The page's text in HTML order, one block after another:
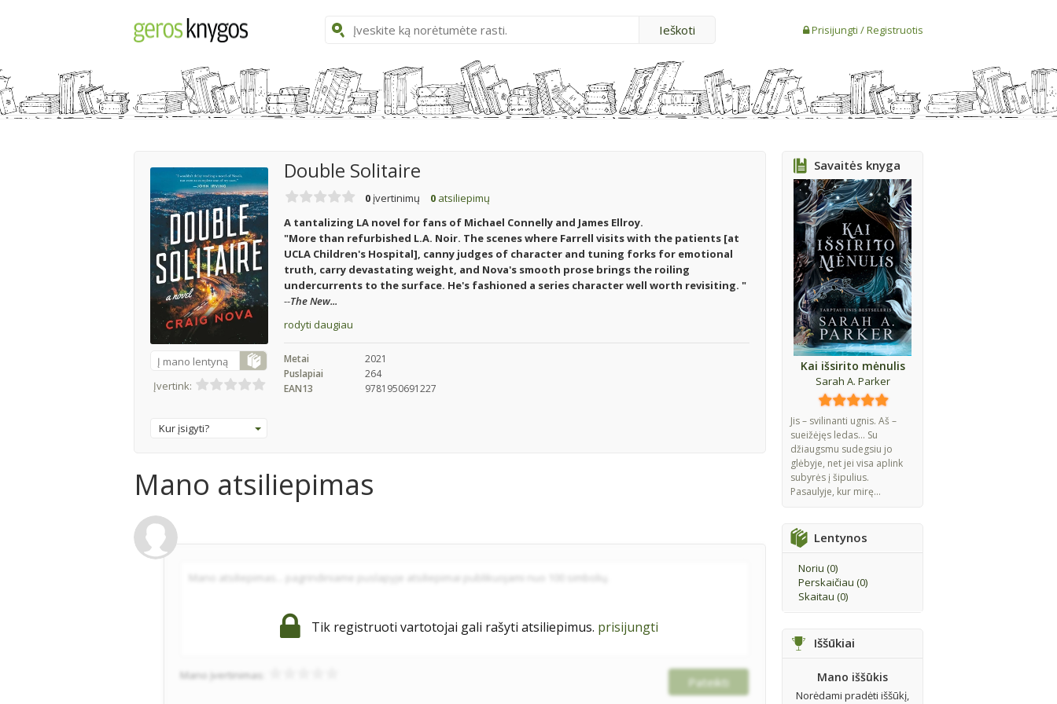
Prisijungti /Registruotis
Savaitės knyga
Kai išsirito mėnulis
Sarah A. Parker
Jis – svilinanti ugnis. Aš –
sueižėjęs ledas... Su
džiaugsmu sudegsiu jo
glėbyje, net jei visa aplink
subyrės į šipulius.
Pasaulyje, kur mirę...
Lentynos
Noriu (0)
Perskaičiau (0)
Skaitau (0)
Iššūkiai
Mano iššūkis
Norėdami pradėti iššūkį,
Į mano lentyną
Įvertink:
Kur įsigyti?
Double Solitaire
0 įvertinimų 0 atsiliepimų
A tantalizing LA novel for fans of Michael Connelly and James Ellroy.
"More than refurbished L.A. Noir. The scenes where Farrell visits with the patients [at
UCLA Children's Hospital], canny judges of character and tuning forks for emotional
truth, carry devastating weight, and Nova's smooth prose brings the roiling
undercurrents to the surface. He's fashioned a series character well worth revisiting. "
--The New...
rodyti daugiau
Metai
2021
Puslapiai
264
EAN13
9781950691227
Mano atsiliepimas
Tik registruoti vartotojai gali rašyti atsiliepimus. prisijungti
Mano įvertinimas: